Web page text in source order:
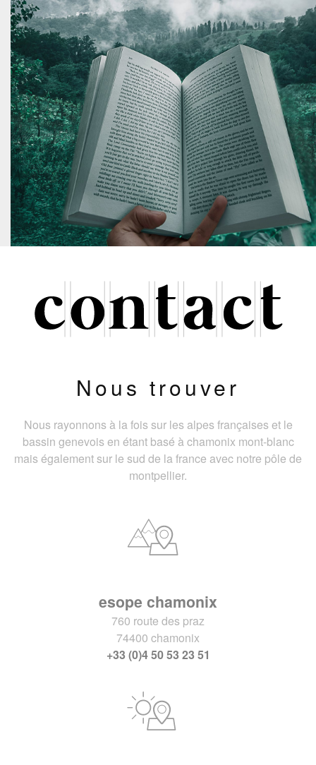
Nous trouver
Nous rayonnons à la fois sur les alpes françaises et le
bassin genevois en étant basé à chamonix mont-blanc
mais également sur le sud de la france avec notre pôle de
montpellier.
esope chamonix
760 route des praz
74400 chamonix
+33 (0)4 50 53 23 51